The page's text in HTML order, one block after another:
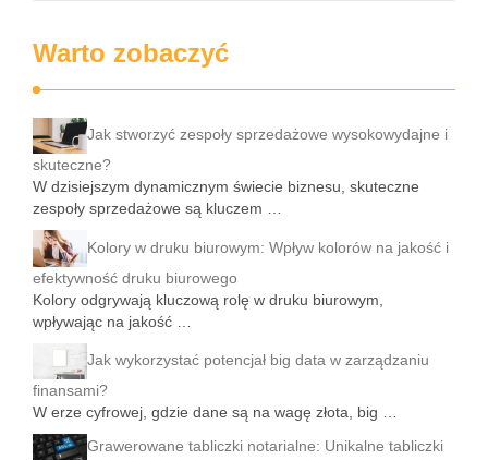
Warto zobaczyć
Jak stworzyć zespoły sprzedażowe wysokowydajne i
skuteczne?
W dzisiejszym dynamicznym świecie biznesu, skuteczne
zespoły sprzedażowe są kluczem …
Kolory w druku biurowym: Wpływ kolorów na jakość i
efektywność druku biurowego
Kolory odgrywają kluczową rolę w druku biurowym,
wpływając na jakość …
Jak wykorzystać potencjał big data w zarządzaniu
finansami?
W erze cyfrowej, gdzie dane są na wagę złota, big …
Grawerowane tabliczki notarialne: Unikalne tabliczki